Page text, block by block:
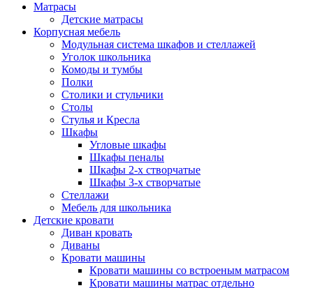
Матрасы
Детские матрасы
Корпусная мебель
Модульная система шкафов и стеллажей
Уголок школьника
Комоды и тумбы
Полки
Столики и стульчики
Столы
Стулья и Кресла
Шкафы
Угловые шкафы
Шкафы пеналы
Шкафы 2-х створчатые
Шкафы 3-х створчатые
Стеллажи
Мебель для школьника
Детские кровати
Диван кровать
Диваны
Кровати машины
Кровати машины со встроеным матрасом
Кровати машины матрас отдельно